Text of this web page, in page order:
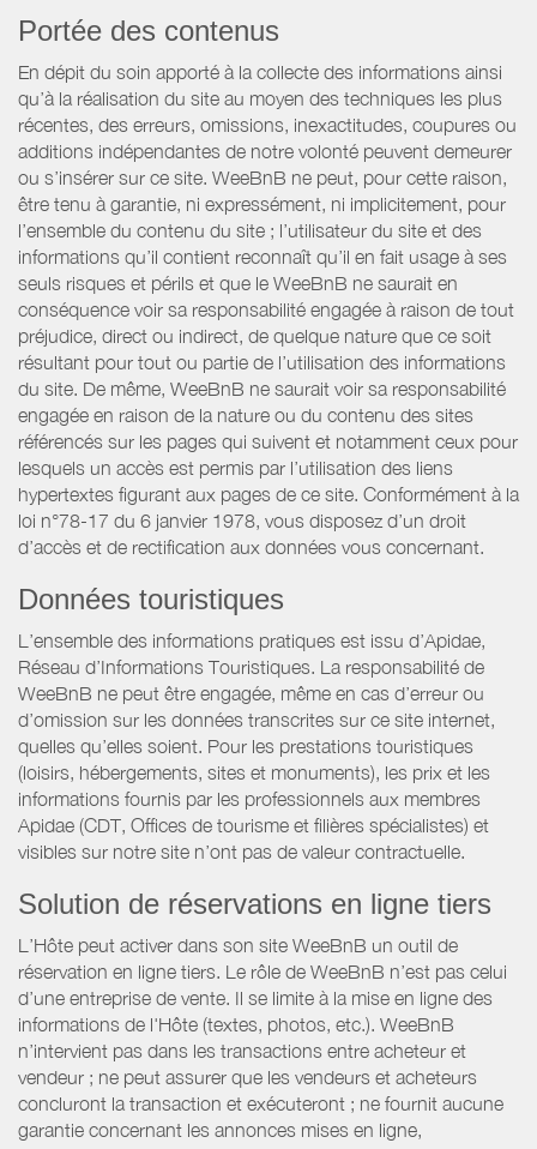
Portée des contenus
En dépit du soin apporté à la collecte des informations ainsi
qu’à la réalisation du site au moyen des techniques les plus
récentes, des erreurs, omissions, inexactitudes, coupures ou
additions indépendantes de notre volonté peuvent demeurer
ou s’insérer sur ce site. WeeBnB ne peut, pour cette raison,
être tenu à garantie, ni expressément, ni implicitement, pour
l’ensemble du contenu du site ; l’utilisateur du site et des
informations qu’il contient reconnaît qu’il en fait usage à ses
seuls risques et périls et que le WeeBnB ne saurait en
conséquence voir sa responsabilité engagée à raison de tout
préjudice, direct ou indirect, de quelque nature que ce soit
résultant pour tout ou partie de l’utilisation des informations
du site. De même, WeeBnB ne saurait voir sa responsabilité
engagée en raison de la nature ou du contenu des sites
référencés sur les pages qui suivent et notamment ceux pour
lesquels un accès est permis par l’utilisation des liens
hypertextes figurant aux pages de ce site. Conformément à la
loi n°78-17 du 6 janvier 1978, vous disposez d’un droit
d’accès et de rectification aux données vous concernant.
Données touristiques
L’ensemble des informations pratiques est issu d’Apidae,
Réseau d’Informations Touristiques. La responsabilité de
WeeBnB ne peut être engagée, même en cas d’erreur ou
d’omission sur les données transcrites sur ce site internet,
quelles qu’elles soient. Pour les prestations touristiques
(loisirs, hébergements, sites et monuments), les prix et les
informations fournis par les professionnels aux membres
Apidae (CDT, Offices de tourisme et filières spécialistes) et
visibles sur notre site n’ont pas de valeur contractuelle.
Solution de réservations en ligne tiers
L’Hôte peut activer dans son site WeeBnB un outil de
réservation en ligne tiers. Le rôle de WeeBnB n’est pas celui
d’une entreprise de vente. Il se limite à la mise en ligne des
informations de l'Hôte (textes, photos, etc.). WeeBnB
n’intervient pas dans les transactions entre acheteur et
vendeur ; ne peut assurer que les vendeurs et acheteurs
concluront la transaction et exécuteront ; ne fournit aucune
garantie concernant les annonces mises en ligne,